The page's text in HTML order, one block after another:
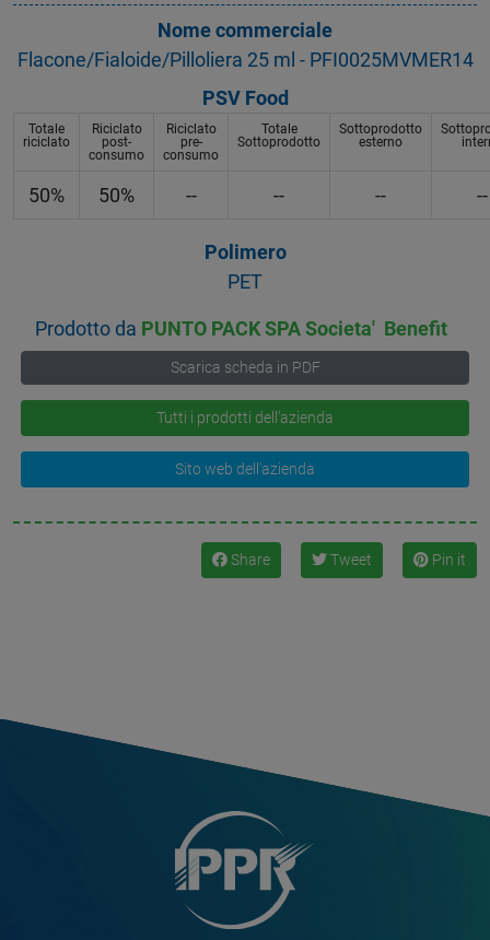
Nome commerciale
Flacone/Fialoide/Pilloliera 25 ml - PFI0025MVMER14
PSV Food
Totale
riciclato
Riciclato
post-
consumo
Riciclato
pre-
consumo
Totale
Sottoprodotto
Sottoprodotto
esterno
50% 50% -- -- -- --
Polimero
PET
Prodotto da PUNTO PACK SPA Societa' Benefit
Scarica scheda in PDF
Tutti i prodotti dell'azienda
Sito web dell'azienda
Share Tweet Pin it